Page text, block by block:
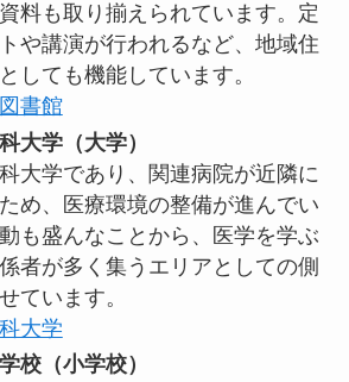
料も取り揃えられています。定
や講演が行われるなど、地域住
しても機能しています。
書館
大学（大学）
大学であり、関連病院が近隣に
め、医療環境の整備が進んでい
も盛んなことから、医学を学ぶ
者が多く集うエリアとしての側
ています。
大学
校（小学校）